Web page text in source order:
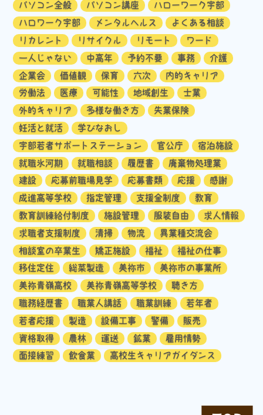
パソコン全般
パソコン講座
ハローワーク宇部
ハロワーク宇部
メンタルヘルス
よくある相談
リカレント
リサイクル リモート
ワード
一人じゃない
中高年 予約不要 事務
介護
企業会
価値観 保育 六次
内的キャリア
労働法
医療 可能性 地域創生
士業
外的キャリア
多様な働き方
失業保険
妊活と就活
学びなおし
宇部若者サポートステーション
官公庁
宿泊施設
就職氷河期
就職相談 履歴書
廃棄物処理業
建設
応募前職場見学 応募書類 応援
感謝
成進高等学校
指定管理 支援金制度
教育
教育訓練給付制度
施設管理 服装自由
求人情報
求職者支援制度
清掃 物流
異業種交流会
相談室の卒業生
矯正施設 福祉
福祉の仕事
移住定住
総菜製造 美祢市
美祢市の事業所
美祢青嶺高校
美祢青嶺高等学校
聴き方
職務経歴書
職業人講話 職業訓練
若年者
若者応援
製造 設備工事 警備
販売
資格取得
農林 運送 鉱業
雇用情勢
面接練習
飲食業 高校生キャリアガイダンス